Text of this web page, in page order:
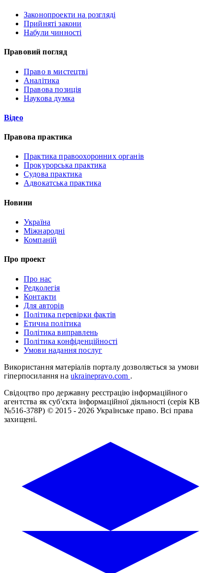
Законопроекти на розгляді
Прийняті закони
Набули чинності
Правовий погляд
Право в мистецтві
Аналітика
Правова позиція
Наукова думка
Відео
Правова практика
Практика правоохоронних органів
Прокурорська практика
Судова практика
Адвокатська практика
Новини
Україна
Міжнародні
Компаній
Про проект
Про нас
Редколегія
Контакти
Для авторів
Політика перевірки фактів
Етична політика
Політика виправлень
Політика конфіденційності
Умови надання послуг
Використання матеріалів порталу дозволяється за умови
гіперпосилання на ukrainepravo.com .
Свідоцтво про державну реєстрацію інформаційного
агентства як суб'єкта інформаційної діяльності (серія КВ
№516-378Р) © 2015 - 2026 Українське право. Всі права
захищені.